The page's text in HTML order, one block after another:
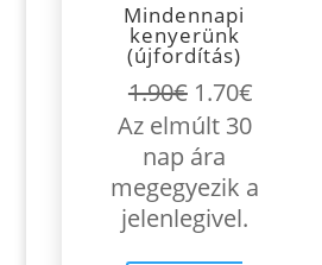
Mindennapi
kenyerünk
(újfordítás)
1.90€ Original
price
was:
1.90€.
1.70€Current
price
1.70€.
Az elmúlt 30
nap ára
megegyezik a
jelenlegivel.